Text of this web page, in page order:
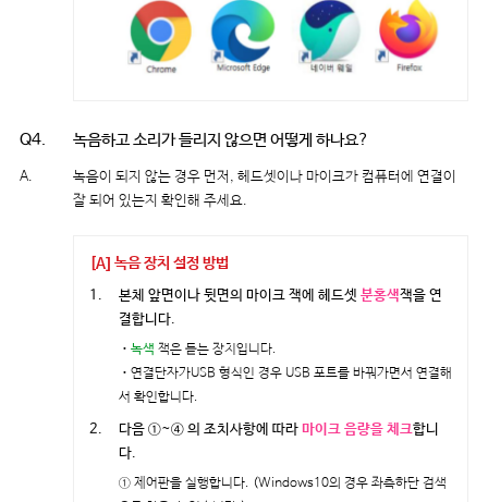
Q4. 녹음하고 소리가 들리지 않으면 어떻게 하나요?
A.
녹음이 되지 않는 경우 먼저, 헤드셋이나 마이크가 컴퓨터에 연결이
잘 되어 있는지 확인해 주세요.
[A] 녹음 장치 설정 방법
1. 본체 앞면이나 뒷면의 마이크 잭에 헤드셋 분홍색잭을 연
결합니다.
ㆍ 녹색 잭은 듣는 장치입니다.
ㆍ 연결단자가USB 형식인 경우 USB 포트를 바꿔가면서 연결해
서 확인합니다.
2. 다음 ①~④ 의 조치사항에 따라 마이크 음량을 체크합니
다.
① 제어판을 실행합니다. (Windows10의 경우 좌측하단 검색